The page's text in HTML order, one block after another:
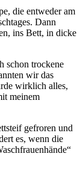
die entweder am
Dann
ins Bett, in dicke
schon trockene
wir das
wirklich alles,
meinem
gefroren und
es, wenn die